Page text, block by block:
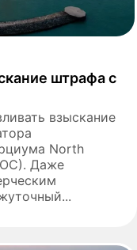
штрафа с
взыскание
North
Даже